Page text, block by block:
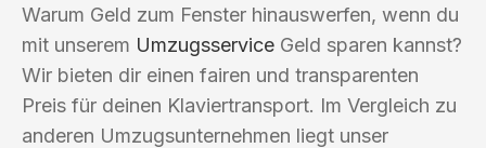
Warum Geld zum Fenster hinauswerfen, wenn du
mit unserem Umzugsservice Geld sparen kannst?
Wir bieten dir einen fairen und transparenten
Preis für deinen Klaviertransport. Im Vergleich zu
anderen Umzugsunternehmen liegt unser